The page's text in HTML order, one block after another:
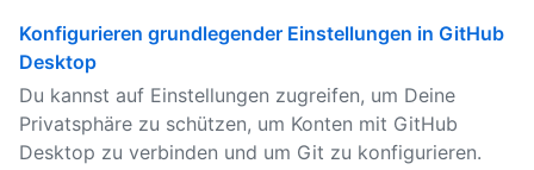
Konfigurieren grundlegender Einstellungen in GitHub
Desktop
Du kannst auf Einstellungen zugreifen, um Deine
Privatsphäre zu schützen, um Konten mit GitHub
Desktop zu verbinden und um Git zu konfigurieren.